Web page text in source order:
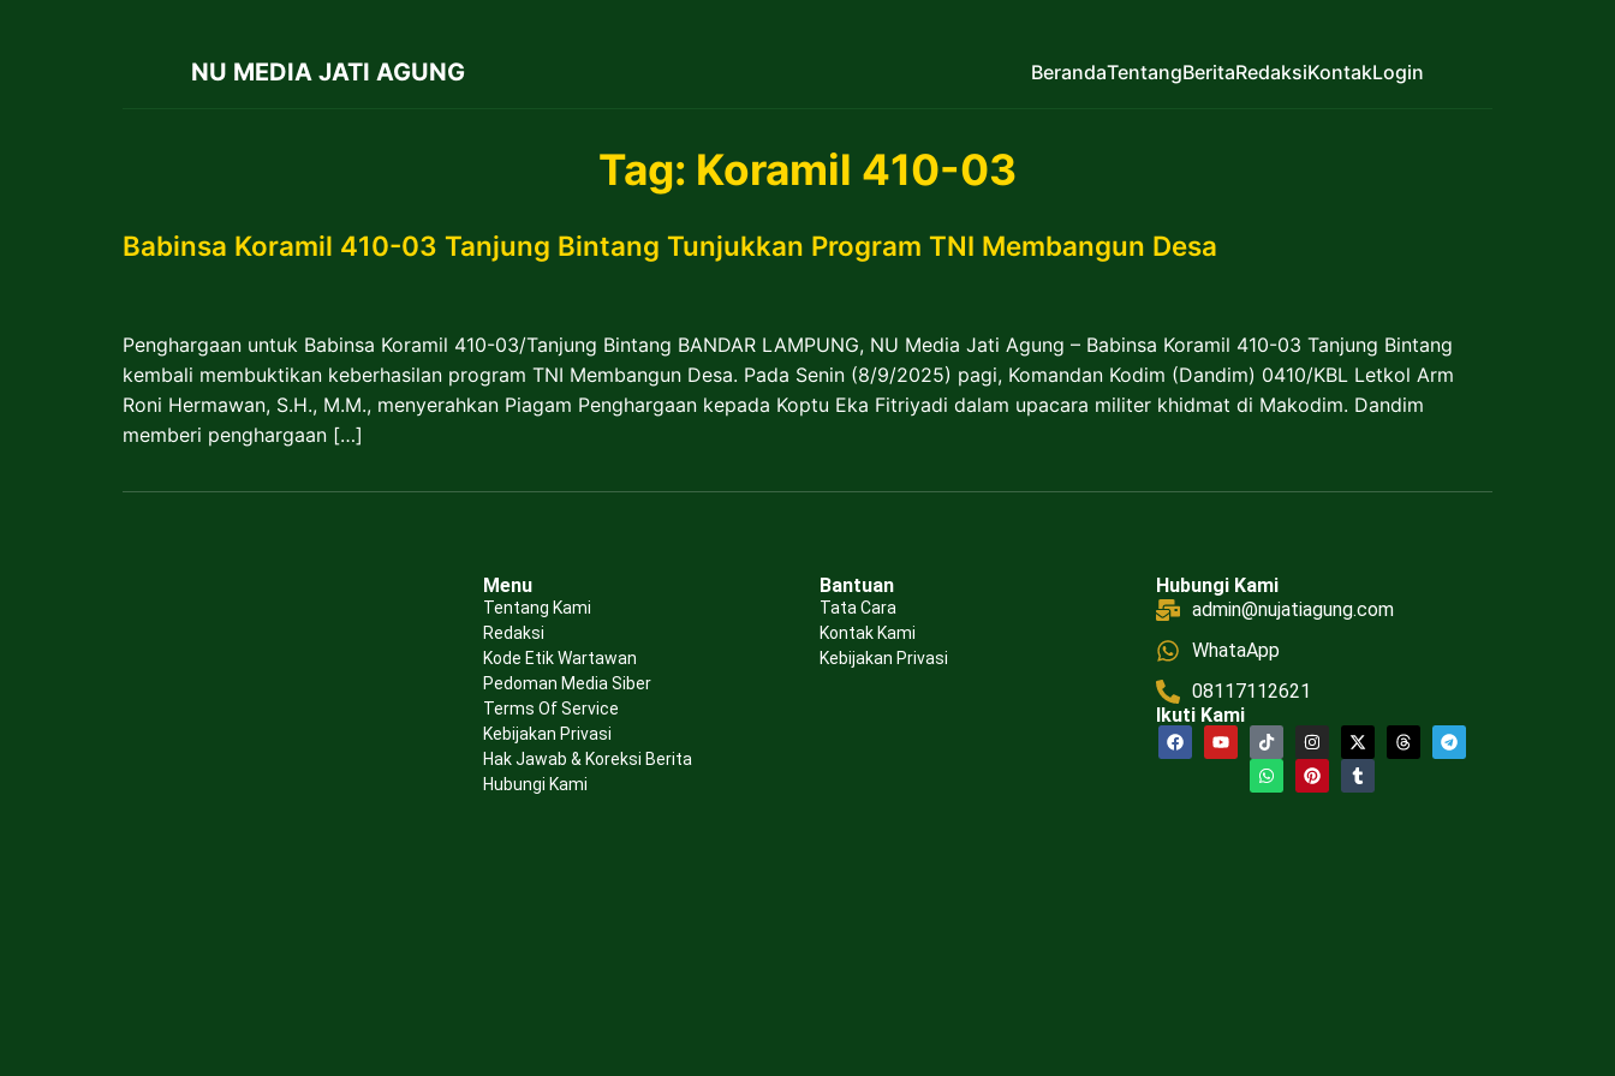
NU MEDIA JATI AGUNG BerandaTentangBeritaRedaksiKontakLogin
Tag: Koramil 410-03
Babinsa Koramil 410-03 Tanjung Bintang Tunjukkan Program TNI Membangun Desa
Penghargaan untuk Babinsa Koramil 410-03/Tanjung Bintang BANDAR LAMPUNG, NU Media Jati Agung – Babinsa Koramil 410-03 Tanjung Bintang
kembali membuktikan keberhasilan program TNI Membangun Desa. Pada Senin (8/9/2025) pagi, Komandan Kodim (Dandim) 0410/KBL Letkol Arm
Roni Hermawan, S.H., M.M., menyerahkan Piagam Penghargaan kepada Koptu Eka Fitriyadi dalam upacara militer khidmat di Makodim. Dandim
memberi penghargaan […]
Menu
Tentang Kami
Redaksi
Kode Etik Wartawan
Pedoman Media Siber
Terms Of Service
Kebijakan Privasi
Hak Jawab & Koreksi Berita
Hubungi Kami
Bantuan
Tata Cara
Kontak Kami
Kebijakan Privasi
Hubungi Kami
admin@nujatiagung.com
WhataApp
08117112621
Ikuti Kami